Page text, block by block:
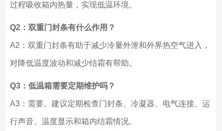
过程吸收箱内热量，实现低温环境。
Q2：双重门封条有什么作用？
A2：双重门封条有助于减少冷量外泄和外界热空气进入，
对降低温度波动和减少结霜有帮助。
Q3：低温箱需要定期维护吗？
A3：需要。建议定期检查门封条、冷凝器、电气连接、运
行声音、温度显示和箱内结霜情况。